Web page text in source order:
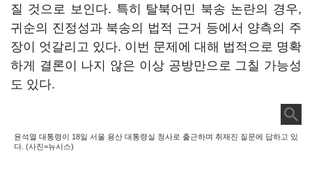
질 것으로 보인다. 특히 탈북어민 북송 논란의 경우,
귀순의 진정성과 북송의 법적 근거 등에서 양측의 주
장이 엇갈리고 있다. 이번 문제에 대해 법적으로 명확
하게 결론이 나지 않은 이상 공방만으로 그칠 가능성
도 있다.
윤석열 대통령이 18일 서울 용산 대통령실 청사로 출근하며 취재진 질문에 답하고 있
다. (사진=뉴시스)